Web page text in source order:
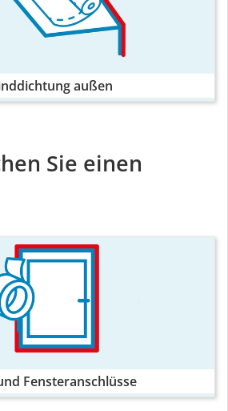
außen
Sie einen
Fensteranschlüsse